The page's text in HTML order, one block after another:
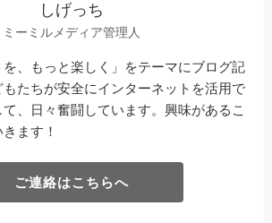
しげっち
ミーミルメディア管理人
を、もっと楽しく」をテーマにブログ記
たちが安全にインターネットを活用で
、日々奮闘しています。興味があるこ
ます！
ご連絡はこちらへ